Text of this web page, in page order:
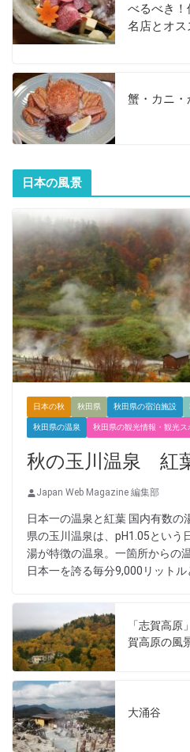
べるべき
名店とオ
蟹・カニ・
日本の風景
日本の秋 秋田県 秋田県の宿泊施設
秋田県の温泉 秋田県の観光情報・観光ス
秋の玉川温泉 紅
Japan Web Magazine 編集部
日本一の温泉と紅葉 国内有数の
県の玉川温泉は、pH1.05という
湯が特徴の温泉。一箇所からの
日本一を誇る毎分9,000リット
「志賀高
賀高原の風
大涌谷